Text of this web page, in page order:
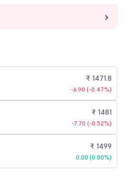
₹ 1471.8
-6.90 (-0.47%)
₹ 1481
-7.70 (-0.52%)
₹ 1499
0.00 (0.00%)